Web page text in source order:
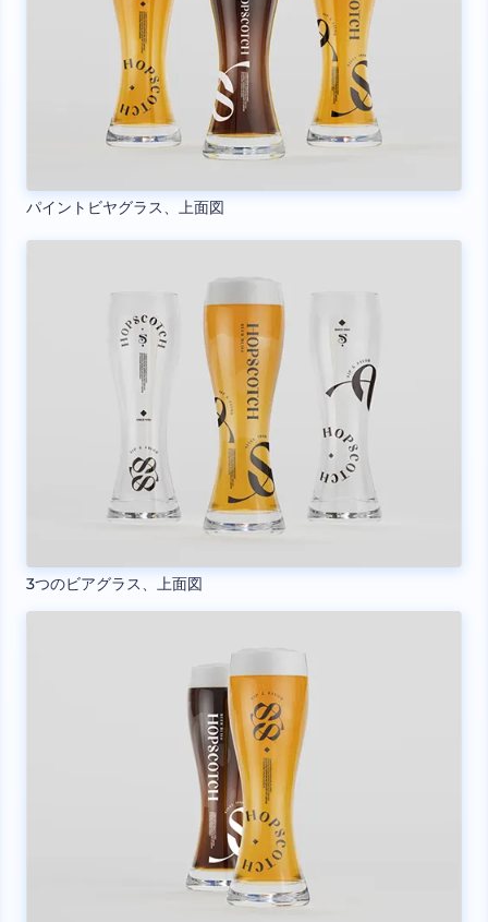
パイントビヤグラス、上面図
3つのビアグラス、上面図